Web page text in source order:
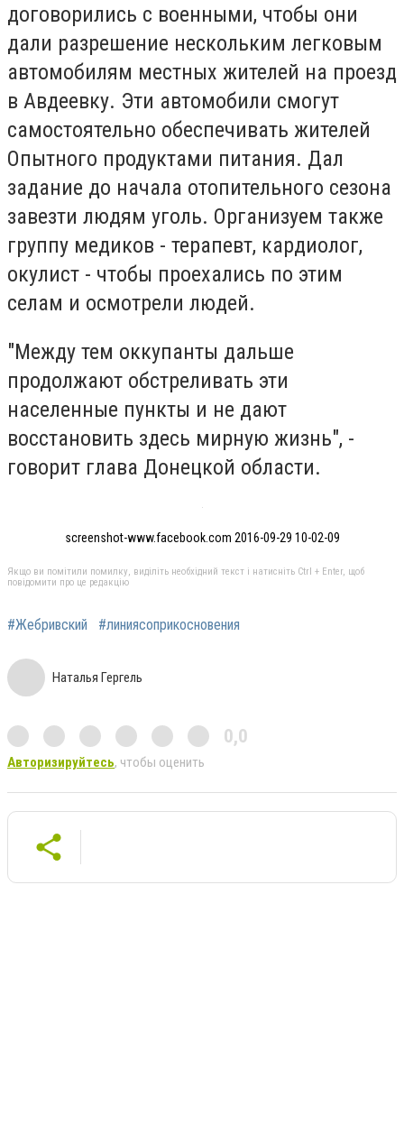
договорились с военными, чтобы они
дали разрешение нескольким легковым
автомобилям местных жителей на проезд
в Авдеевку. Эти автомобили смогут
самостоятельно обеспечивать жителей
Опытного продуктами питания. Дал
задание до начала отопительного сезона
завезти людям уголь. Организуем также
группу медиков - терапевт, кардиолог,
окулист - чтобы проехались по этим
селам и осмотрели людей.
"Между тем оккупанты дальше
продолжают обстреливать эти
населенные пункты и не дают
восстановить здесь мирную жизнь", -
говорит глава Донецкой области.
screenshot-www.facebook.com 2016-09-29 10-02-09
Якщо ви помітили помилку, виділіть необхідний текст і натисніть Ctrl + Enter, щоб
повідомити про це редакцію
#Жебривский #линиясоприкосновения
Наталья Гергель
0,0
Авторизируйтесь, чтобы оценить